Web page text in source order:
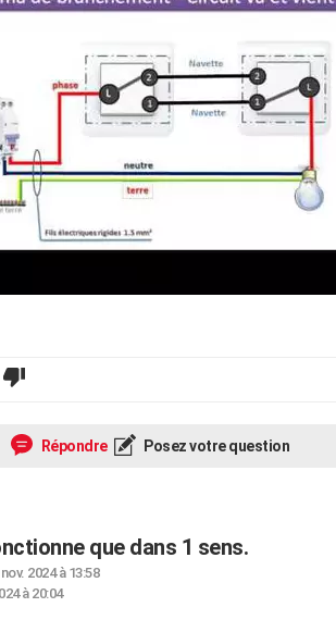
Répondre Posez votre question
que dans 1 sens.
nov. 2024 à 13:58
à 20:04